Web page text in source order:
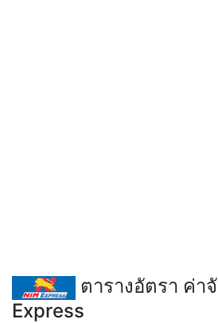
ตารางอัตรา ค่า
Express